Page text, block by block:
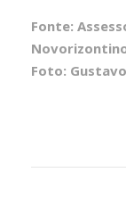
Fonte:
Foto: